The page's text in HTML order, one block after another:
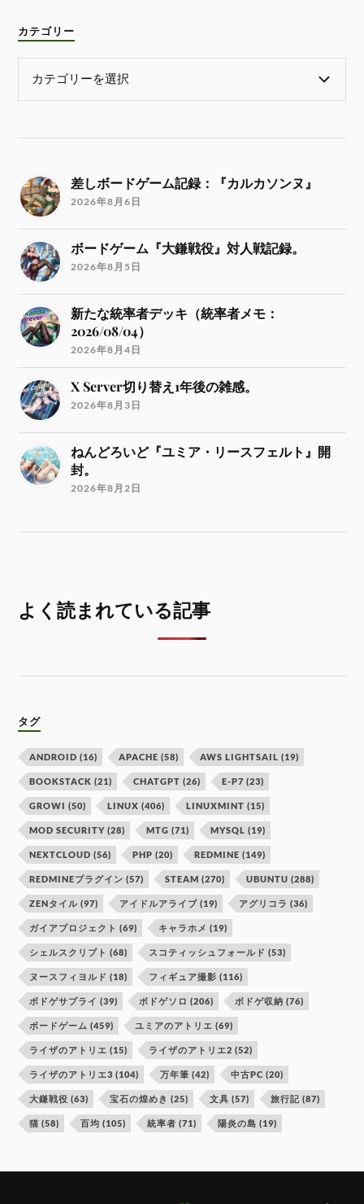
カテゴリー
差しボードゲーム記録：『カルカソンヌ』
2026年8月6日
ボードゲーム『大鎌戦役』対人戦記録。
2026年8月5日
新たな統率者デッキ（統率者メモ：
2026/08/04）
2026年8月4日
X Server切り替え1年後の雑感。
2026年8月3日
ねんどろいど『ユミア・リースフェルト』開
封。
2026年8月2日
よく読まれている記事
タグ
ANDROID (16) APACHE (58) AWS LIGHTSAIL (19)
BOOKSTACK (21) CHATGPT (26) E-P7 (23)
GROWI (50) LINUX (406) LINUXMINT (15)
MOD SECURITY (28) MTG (71) MYSQL (19)
NEXTCLOUD (56) PHP (20) REDMINE (149)
REDMINEプラグイン (57) STEAM (270) UBUNTU (288)
ZENタイル (97) アイドルアライブ (19) アグリコラ (36)
ガイアプロジェクト (69) キャラホメ (19)
シェルスクリプト (68) スコティッシュフォールド (53)
ヌースフィヨルド (18) フィギュア撮影 (116)
ボドゲサプライ (39) ボドゲソロ (206) ボドゲ収納 (76)
ボードゲーム (459) ユミアのアトリエ (69)
ライザのアトリエ (15) ライザのアトリエ2 (52)
ライザのアトリエ3 (104) 万年筆 (42) 中古PC (20)
大鎌戦役 (63) 宝石の煌めき (25) 文具 (57) 旅行記 (87)
猫 (58) 百均 (105) 統率者 (71) 陽炎の島 (19)